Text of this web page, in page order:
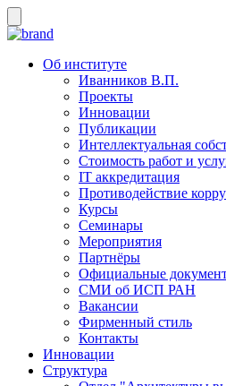
Об институте
Иванников В.П.
Проекты
Инновации
Публикации
Интеллектуальная
Стоимость работ и
IT аккредитация
Противодействие
Курсы
Семинары
Мероприятия
Партнёры
Официальные
СМИ об ИСП РАН
Вакансии
Фирменный стиль
Контакты
Инновации
Структура